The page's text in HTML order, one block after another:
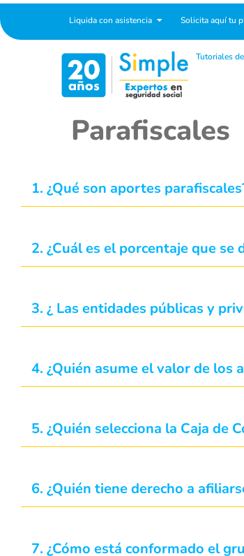
pagosimple.com
Liquida con asistencia Solicita aquí tu
Tutoriales
Parafiscales
1. ¿Qué son aportes
2. ¿Cuál es el porcentaje que
3. ¿ Las entidades públicas y
4. ¿Quién asume el valor de los
5. ¿Quién selecciona la Caja de
6. ¿Quién tiene derecho a
7. ¿Cómo está conformado el